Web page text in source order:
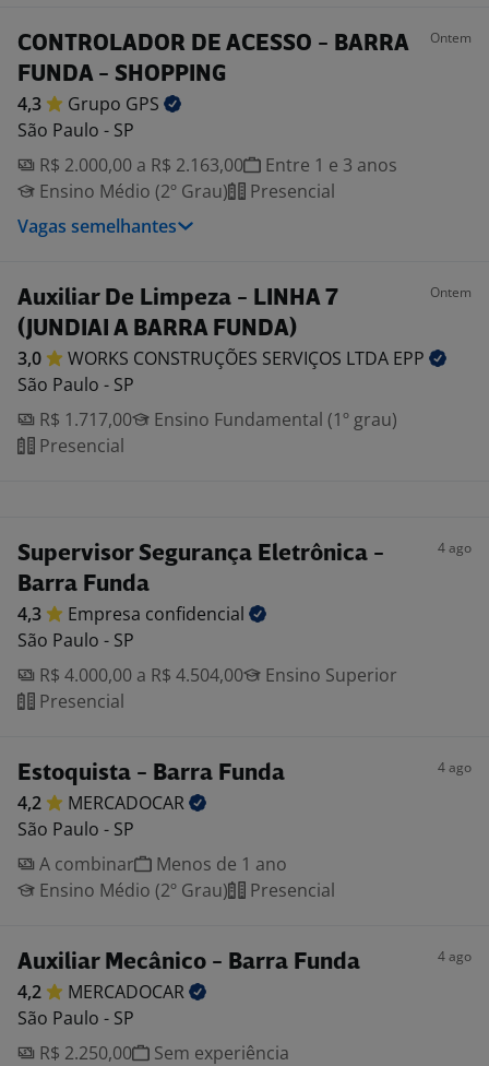
CONTROLADOR DE ACESSO - BARRA
FUNDA - SHOPPING
Ontem
4,3 Grupo GPS
São Paulo - SP
R$ 2.000,00 a R$ 2.163,00
Entre 1 e 3 anos
Ensino Médio (2º Grau)
Presencial
Vagas semelhantes
Auxiliar De Limpeza - LINHA 7
(JUNDIAI A BARRA FUNDA)
Ontem
3,0 WORKS CONSTRUÇÕES SERVIÇOS LTDA EPP
São Paulo - SP
R$ 1.717,00
Ensino Fundamental (1º grau)
Presencial
Supervisor Segurança Eletrônica -
Barra Funda
4 ago
4,3 Empresa confidencial
São Paulo - SP
R$ 4.000,00 a R$ 4.504,00
Ensino Superior
Presencial
Estoquista - Barra Funda 4 ago
4,2
MERCADOCAR
São Paulo - SP
A combinar
Menos de 1 ano
Ensino Médio (2º Grau)
Presencial
Auxiliar Mecânico - Barra Funda 4 ago
4,2
MERCADOCAR
São Paulo - SP
R$ 2.250,00
Sem experiência